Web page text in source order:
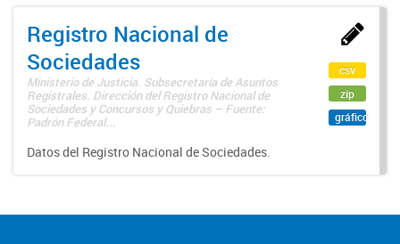
Registro Nacional de
Sociedades
Ministerio de Justicia. Subsecretaría de Asuntos
Registrales. Dirección del Registro Nacional de
Sociedades y Concursos y Quiebras – Fuente:
Padrón Federal...
Datos del Registro Nacional de Sociedades.
csv
zip
gráfico